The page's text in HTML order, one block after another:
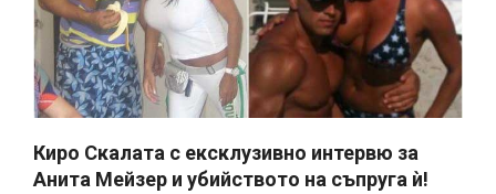
Киро Скалата с ексклузивно интервю за
Анита Мейзер и убийството на съпруга ѝ!